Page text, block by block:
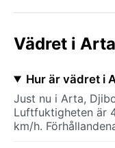
Vädret i
Hur är vädret i
Just nu i Arta,
Luftfuktigheten är
km/h.